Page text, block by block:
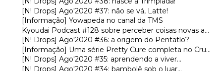
[N! Drops] Ago'2020 #37: não se vá, Latte!
[Informação] Yowapeda no canal da TMS
Kyoudai Podcast #128 sobre perceber coisas novas a...
[N! Drops] Ago'2020 #36: a origem do Pentatlo?
[Informação] Uma série Pretty Cure completa no Cru...
[N! Drops] Ago'2020 #35: aprendendo a viver...
[N! Drops] Ago'2020 #34: bambolê sob o luar...